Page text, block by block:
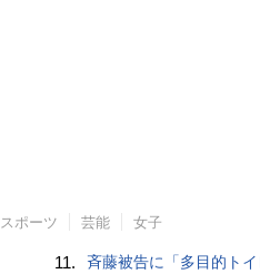
スポーツ 芸能 女子
11. 斉藤被告に「多目的トイ